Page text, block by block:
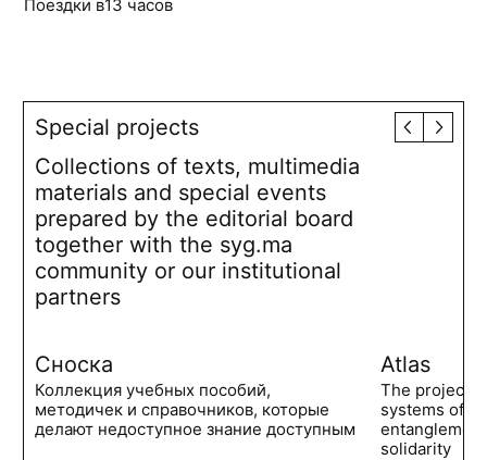
Поездки в13 часов
Special projects
Collections of texts, multimedia
materials and special events
prepared by the editorial board
together with the syg.ma
community or our institutional
partners
Сноска
Коллекция учебных пособий,
методичек и справочников, которые
делают недоступное знание доступным
Atlas
The project
systems of
solidarity